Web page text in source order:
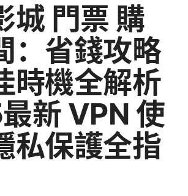
城 門票 購
：省錢攻略
時機全解析
新 VPN 使
私保護全指